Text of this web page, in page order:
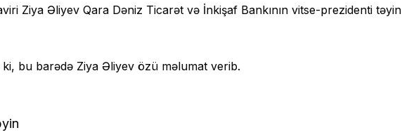
Ziya Əliyev Qara Dəniz Ticarət və İnkişaf Bankının vitse-prezidenti təyin
bu barədə Ziya Əliyev özü məlumat verib.